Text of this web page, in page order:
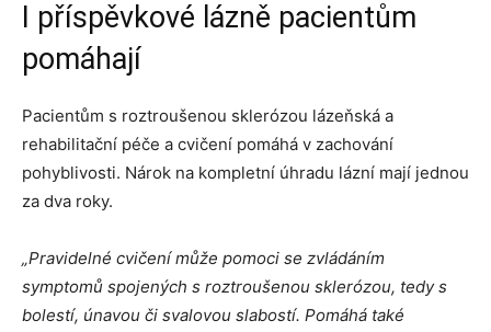
I příspěvkové lázně pacientům
pomáhají
Pacientům s roztroušenou sklerózou lázeňská a
rehabilitační péče a cvičení pomáhá v zachování
pohyblivosti. Nárok na kompletní úhradu lázní mají jednou
za dva roky.
„Pravidelné cvičení může pomoci se zvládáním
symptomů spojených s roztroušenou sklerózou, tedy s
bolestí, únavou či svalovou slabostí. Pomáhá také